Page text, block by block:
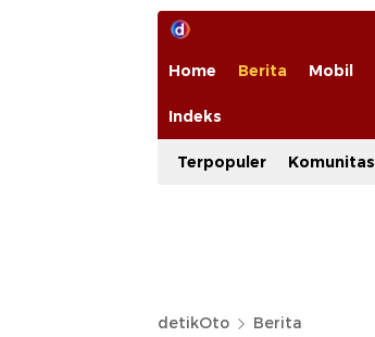
Home Berita Mobil
Indeks
Terpopuler Komunitas
detikOto Berita